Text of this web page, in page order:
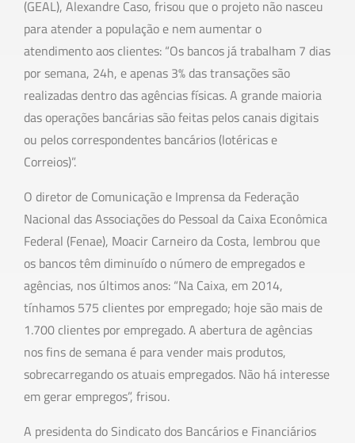
(GEAL), Alexandre Caso, frisou que o projeto não nasceu
para atender a população e nem aumentar o
atendimento aos clientes: “Os bancos já trabalham 7 dias
por semana, 24h, e apenas 3% das transações são
realizadas dentro das agências físicas. A grande maioria
das operações bancárias são feitas pelos canais digitais
ou pelos correspondentes bancários (lotéricas e
Correios)”.
O diretor de Comunicação e Imprensa da Federação
Nacional das Associações do Pessoal da Caixa Econômica
Federal (Fenae), Moacir Carneiro da Costa, lembrou que
os bancos têm diminuído o número de empregados e
agências, nos últimos anos: “Na Caixa, em 2014,
tínhamos 575 clientes por empregado; hoje são mais de
1.700 clientes por empregado. A abertura de agências
nos fins de semana é para vender mais produtos,
sobrecarregando os atuais empregados. Não há interesse
em gerar empregos”, frisou.
A presidenta do Sindicato dos Bancários e Financiários